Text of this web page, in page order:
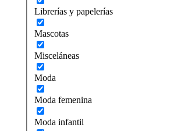
Librerías y papelerías
Mascotas
Misceláneas
Moda
Moda femenina
Moda infantil